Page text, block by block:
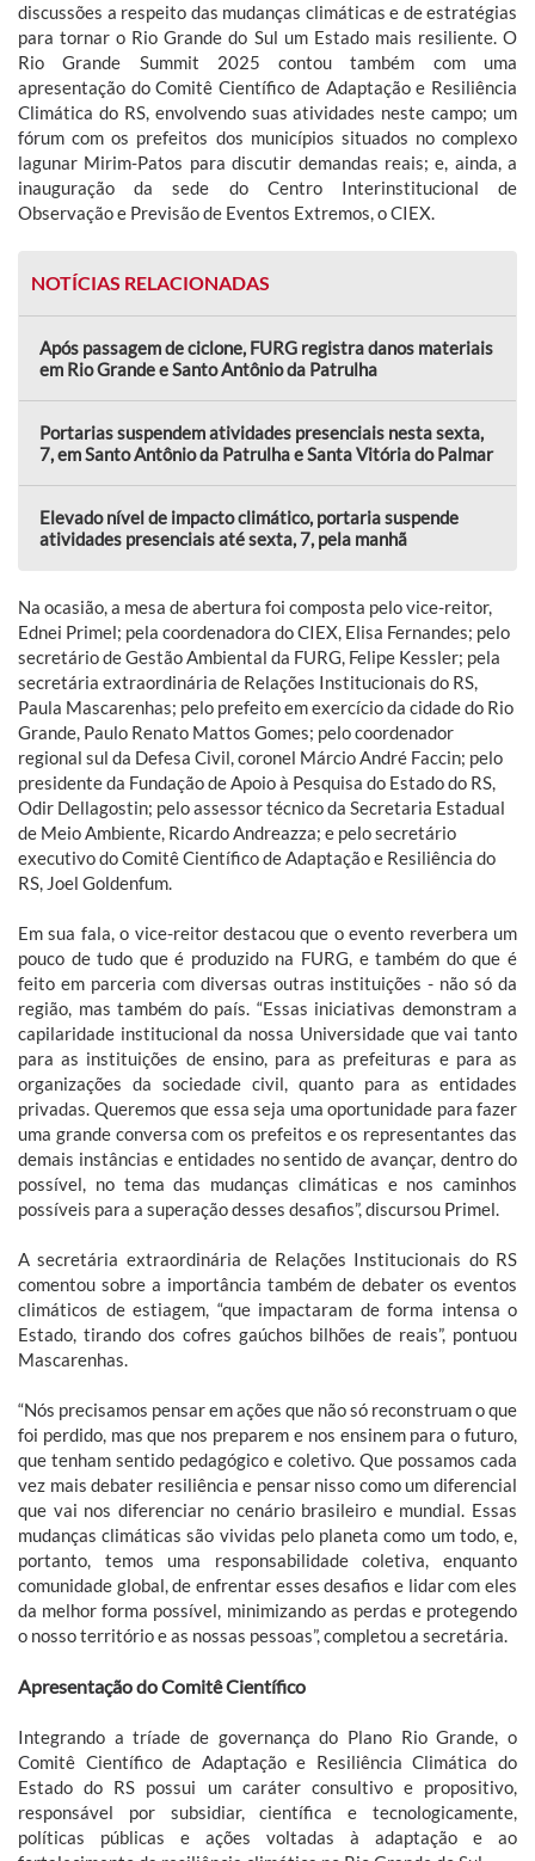
discussões a respeito das mudanças climáticas e de estratégias
para tornar o Rio Grande do Sul um Estado mais resiliente. O
Rio Grande Summit 2025 contou também com uma
apresentação do Comitê Científico de Adaptação e Resiliência
Climática do RS, envolvendo suas atividades neste campo; um
fórum com os prefeitos dos municípios situados no complexo
lagunar Mirim-Patos para discutir demandas reais; e, ainda, a
inauguração da sede do Centro Interinstitucional de
Observação e Previsão de Eventos Extremos, o CIEX.
NOTÍCIAS RELACIONADAS
Após passagem de ciclone, FURG registra danos materiais
em Rio Grande e Santo Antônio da Patrulha
Portarias suspendem atividades presenciais nesta sexta,
7, em Santo Antônio da Patrulha e Santa Vitória do Palmar
Elevado nível de impacto climático, portaria suspende
atividades presenciais até sexta, 7, pela manhã
Na ocasião, a mesa de abertura foi composta pelo vice-reitor,
Ednei Primel; pela coordenadora do CIEX, Elisa Fernandes; pelo
secretário de Gestão Ambiental da FURG, Felipe Kessler; pela
secretária extraordinária de Relações Institucionais do RS,
Paula Mascarenhas; pelo prefeito em exercício da cidade do Rio
Grande, Paulo Renato Mattos Gomes; pelo coordenador
regional sul da Defesa Civil, coronel Márcio André Faccin; pelo
presidente da Fundação de Apoio à Pesquisa do Estado do RS,
Odir Dellagostin; pelo assessor técnico da Secretaria Estadual
de Meio Ambiente, Ricardo Andreazza; e pelo secretário
executivo do Comitê Científico de Adaptação e Resiliência do
RS, Joel Goldenfum.
Em sua fala, o vice-reitor destacou que o evento reverbera um
pouco de tudo que é produzido na FURG, e também do que é
feito em parceria com diversas outras instituições - não só da
região, mas também do país. “Essas iniciativas demonstram a
capilaridade institucional da nossa Universidade que vai tanto
para as instituições de ensino, para as prefeituras e para as
organizações da sociedade civil, quanto para as entidades
privadas. Queremos que essa seja uma oportunidade para fazer
uma grande conversa com os prefeitos e os representantes das
demais instâncias e entidades no sentido de avançar, dentro do
possível, no tema das mudanças climáticas e nos caminhos
possíveis para a superação desses desafios”, discursou Primel.
A secretária extraordinária de Relações Institucionais do RS
comentou sobre a importância também de debater os eventos
climáticos de estiagem, “que impactaram de forma intensa o
Estado, tirando dos cofres gaúchos bilhões de reais”, pontuou
Mascarenhas.
“Nós precisamos pensar em ações que não só reconstruam o que
foi perdido, mas que nos preparem e nos ensinem para o futuro,
que tenham sentido pedagógico e coletivo. Que possamos cada
vez mais debater resiliência e pensar nisso como um diferencial
que vai nos diferenciar no cenário brasileiro e mundial. Essas
mudanças climáticas são vividas pelo planeta como um todo, e,
portanto, temos uma responsabilidade coletiva, enquanto
comunidade global, de enfrentar esses desafios e lidar com eles
da melhor forma possível, minimizando as perdas e protegendo
o nosso território e as nossas pessoas”, completou a secretária.
Apresentação do Comitê Científico
Integrando a tríade de governança do Plano Rio Grande, o
Comitê Científico de Adaptação e Resiliência Climática do
Estado do RS possui um caráter consultivo e propositivo,
responsável por subsidiar, científica e tecnologicamente,
políticas públicas e ações voltadas à adaptação e ao